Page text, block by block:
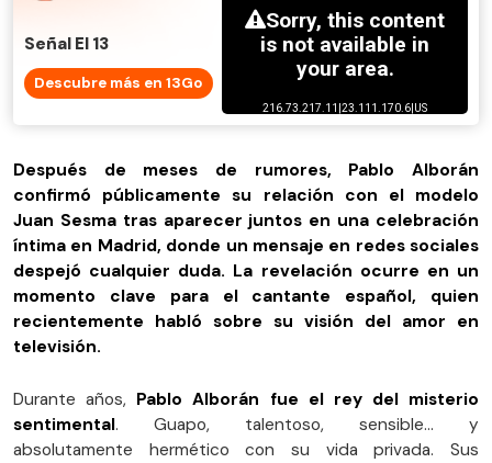
Señal El 13
Descubre más en 13Go
Después de meses de rumores, Pablo Alborán
confirmó públicamente su relación con el modelo
Juan Sesma tras aparecer juntos en una celebración
íntima en Madrid, donde un mensaje en redes sociales
despejó cualquier duda. La revelación ocurre en un
momento clave para el cantante español, quien
recientemente habló sobre su visión del amor en
televisión.
Durante años, Pablo Alborán fue el rey del misterio
sentimental. Guapo, talentoso, sensible… y
absolutamente hermético con su vida privada. Sus